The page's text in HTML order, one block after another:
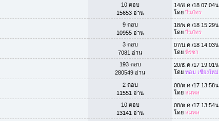
10 ตอบ
15653 อ่าน
14/ส.ค./18 07:04น.
โดยวีรภัทร
9 ตอบ
10955 อ่าน
18/พ.ค./18 15:29น.
โดยวีรภัทร
3 ตอบ
7081 อ่าน
07/ม.ค./18 14:03น.
โดยพีรชา
193 ตอบ
280549 อ่าน
20/ธ.ค./17 19:01น.
โดยทอม เชียงใหม่
2 ตอบ
11551 อ่าน
08/ต.ค./17 13:58น.
โดย สมพล
10 ตอบ
13141 อ่าน
08/ต.ค./17 13:54น.
โดย สมพล